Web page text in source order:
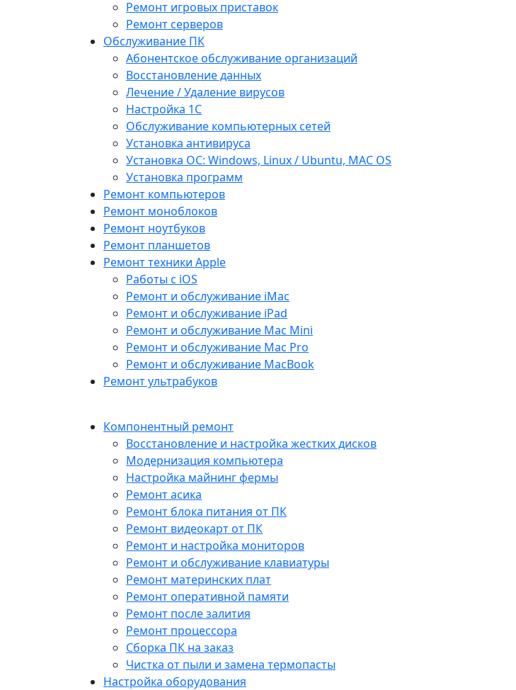
Ремонт игровых приставок
Ремонт серверов
Обслуживание ПК
Абонентское обслуживание организаций
Восстановление данных
Лечение / Удаление вирусов
Настройка 1С
Обслуживание компьютерных сетей
Установка антивируса
Установка ОС: Windows, Linux / Ubuntu, МАС OS
Установка программ
Ремонт компьютеров
Ремонт моноблоков
Ремонт ноутбуков
Ремонт планшетов
Ремонт техники Apple
Работы с iOS
Ремонт и обслуживание iMac
Ремонт и обслуживание iPad
Ремонт и обслуживание Mac Mini
Ремонт и обслуживание Mac Pro
Ремонт и обслуживание MacBook
Ремонт ультрабуков
Компонентный ремонт
Восстановление и настройка жестких дисков
Модернизация компьютера
Настройка майнинг фермы
Ремонт асика
Ремонт блока питания от ПК
Ремонт видеокарт от ПК
Ремонт и настройка мониторов
Ремонт и обслуживание клавиатуры
Ремонт материнских плат
Ремонт оперативной памяти
Ремонт после залития
Ремонт процессора
Сборка ПК на заказ
Чистка от пыли и замена термопасты
Настройка оборудования